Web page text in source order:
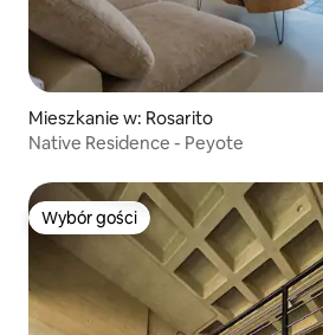
Mieszkanie w: Rosarito
Native Residence - Peyote
Wybór gości
Wybór gości